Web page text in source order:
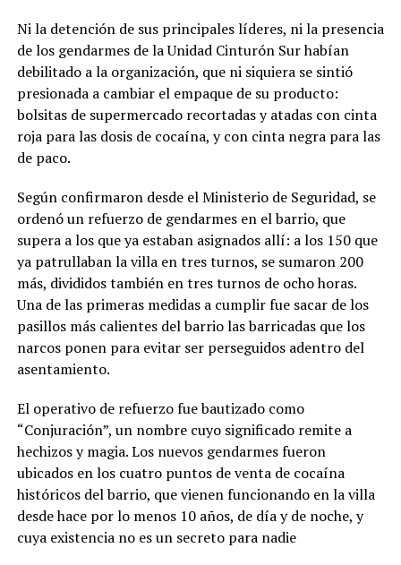
Ni la detención de sus principales líderes, ni la presencia
de los gendarmes de la Unidad Cinturón Sur habían
debilitado a la organización, que ni siquiera se sintió
presionada a cambiar el empaque de su producto:
bolsitas de supermercado recortadas y atadas con cinta
roja para las dosis de cocaína, y con cinta negra para las
de paco.
Según confirmaron desde el Ministerio de Seguridad, se
ordenó un refuerzo de gendarmes en el barrio, que
supera a los que ya estaban asignados allí: a los 150 que
ya patrullaban la villa en tres turnos, se sumaron 200
más, divididos también en tres turnos de ocho horas.
Una de las primeras medidas a cumplir fue sacar de los
pasillos más calientes del barrio las barricadas que los
narcos ponen para evitar ser perseguidos adentro del
asentamiento.
El operativo de refuerzo fue bautizado como
“Conjuración”, un nombre cuyo significado remite a
hechizos y magia. Los nuevos gendarmes fueron
ubicados en los cuatro puntos de venta de cocaína
históricos del barrio, que vienen funcionando en la villa
desde hace por lo menos 10 años, de día y de noche, y
cuya existencia no es un secreto para nadie